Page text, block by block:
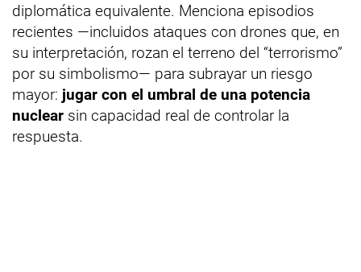
diplomática equivalente. Menciona episodios
recientes —incluidos ataques con drones que, en
su interpretación, rozan el terreno del “terrorismo”
por su simbolismo— para subrayar un riesgo
mayor: jugar con el umbral de una potencia
nuclear sin capacidad real de controlar la
respuesta.